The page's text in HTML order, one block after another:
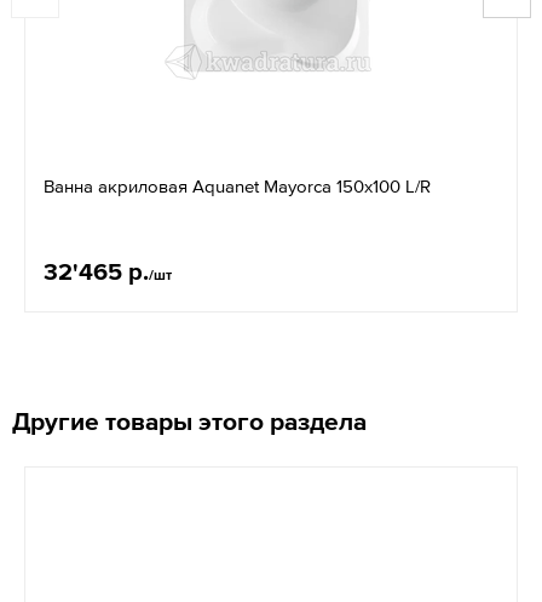
Ванна акриловая Aquanet Mayorca 150x100 L/R
32'465 р./шт
Другие товары этого раздела